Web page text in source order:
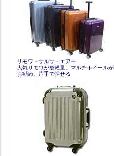
リモワ・サルサ・エアー
人気リモワが超軽量。マルチホイールが
お勧め。片手で押せる